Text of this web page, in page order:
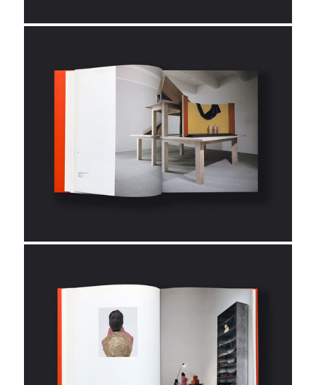
Kunstakademie Münster
Neumann-Hug S.A.
Kunstsammlung NRW
Galerie Paffrath
Portikus Frankfurt am Main
Stedelijk Museum
Waddington Galleries, London
Kunsthalle Weishaupt
Weltkunstzimmer